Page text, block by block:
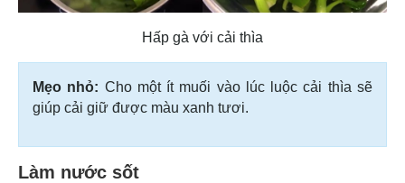
Hấp gà với cải thìa
Mẹo nhỏ: Cho một ít muối vào lúc luộc cải thìa sẽ
giúp cải giữ được màu xanh tươi.
Làm nước sốt